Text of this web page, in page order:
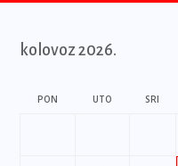
kolovoz 2026.
PON UTO SRI